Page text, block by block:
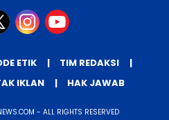
ETIK
TIM REDAKSI
IKLAN HAK JAWAB
- ALL RIGHTS RESERVED